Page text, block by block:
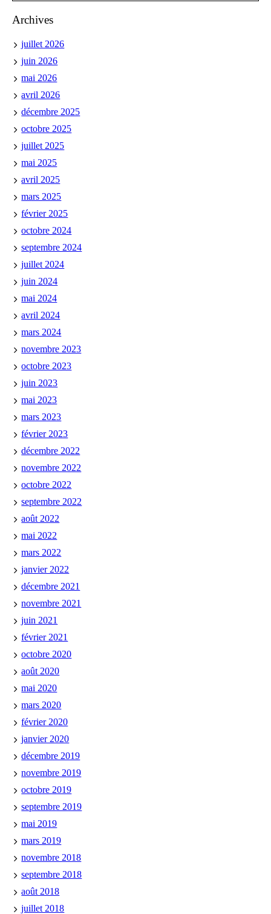
Archives
juillet 2026
juin 2026
mai 2026
avril 2026
décembre 2025
octobre 2025
juillet 2025
mai 2025
avril 2025
mars 2025
février 2025
octobre 2024
septembre 2024
juillet 2024
juin 2024
mai 2024
avril 2024
mars 2024
novembre 2023
octobre 2023
juin 2023
mai 2023
mars 2023
février 2023
décembre 2022
novembre 2022
octobre 2022
septembre 2022
août 2022
mai 2022
mars 2022
janvier 2022
décembre 2021
novembre 2021
juin 2021
février 2021
octobre 2020
août 2020
mai 2020
mars 2020
février 2020
janvier 2020
décembre 2019
novembre 2019
octobre 2019
septembre 2019
mai 2019
mars 2019
novembre 2018
septembre 2018
août 2018
juillet 2018